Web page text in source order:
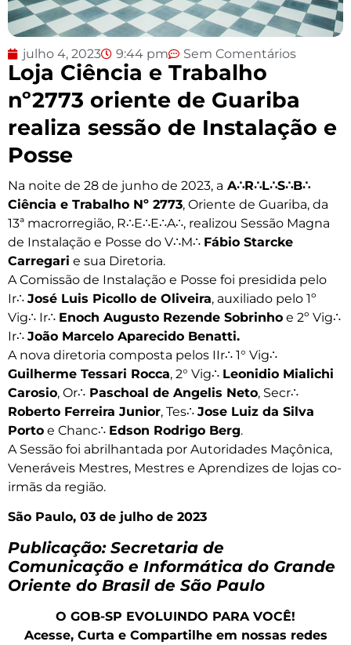
julho 4, 2023 9:44 pm Sem Comentários
Loja Ciência e Trabalho
nº2773 oriente de Guariba
realiza sessão de Instalação e
Posse
Na noite de 28 de junho de 2023, a A∴R∴L∴S∴B∴
Ciência e Trabalho Nº 2773, Oriente de Guariba, da
13ª macrorregião, R∴E∴E∴A∴, realizou Sessão Magna
de Instalação e Posse do V∴M∴ Fábio Starcke
Carregari e sua Diretoria.
A Comissão de Instalação e Posse foi presidida pelo
Ir∴ José Luis Picollo de Oliveira, auxiliado pelo 1º
Vig∴ Ir∴ Enoch Augusto Rezende Sobrinho e 2º Vig∴
Ir∴ João Marcelo Aparecido Benatti.
A nova diretoria composta pelos IIr∴ 1° Vig∴
Guilherme Tessari Rocca, 2° Vig∴ Leonidio Mialichi
Carosio, Or∴ Paschoal de Angelis Neto, Secr∴
Roberto Ferreira Junior, Tes∴ Jose Luiz da Silva
Porto e Chanc∴ Edson Rodrigo Berg.
A Sessão foi abrilhantada por Autoridades Maçônica,
Veneráveis Mestres, Mestres e Aprendizes de lojas co-
irmãs da região.
São Paulo, 03 de julho de 2023
Publicação: Secretaria de
Comunicação e Informática do Grande
Oriente do Brasil de São Paulo
O GOB-SP EVOLUINDO PARA VOCÊ!
Acesse, Curta e Compartilhe em nossas redes